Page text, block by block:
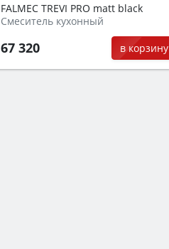
FALMEC TREVI PRO matt black
Смеситель кухонный
67 320 в корзину